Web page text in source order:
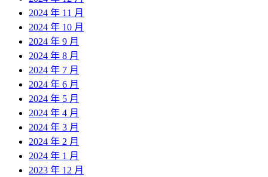
2024 年 11 月
2024 年 10 月
2024 年 9 月
2024 年 8 月
2024 年 7 月
2024 年 6 月
2024 年 5 月
2024 年 4 月
2024 年 3 月
2024 年 2 月
2024 年 1 月
2023 年 12 月